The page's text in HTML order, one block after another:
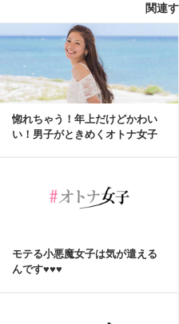
関連
惚れちゃう！年上だけどかわい
い！男子がときめくオトナ女子
モテる小悪魔女子は気が遣える
んです♥♥♥